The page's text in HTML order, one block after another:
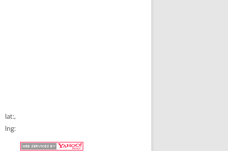
lat:,
lng: